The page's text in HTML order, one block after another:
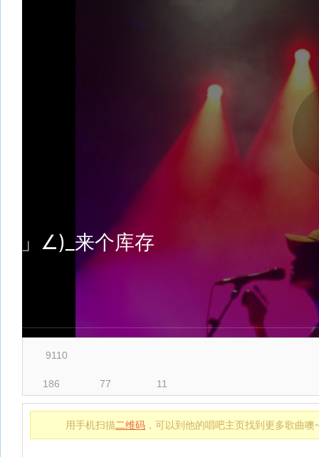
9110
186 77 11
用手机扫描二维码 ，可以到他的唱吧主页找到更多歌曲噢